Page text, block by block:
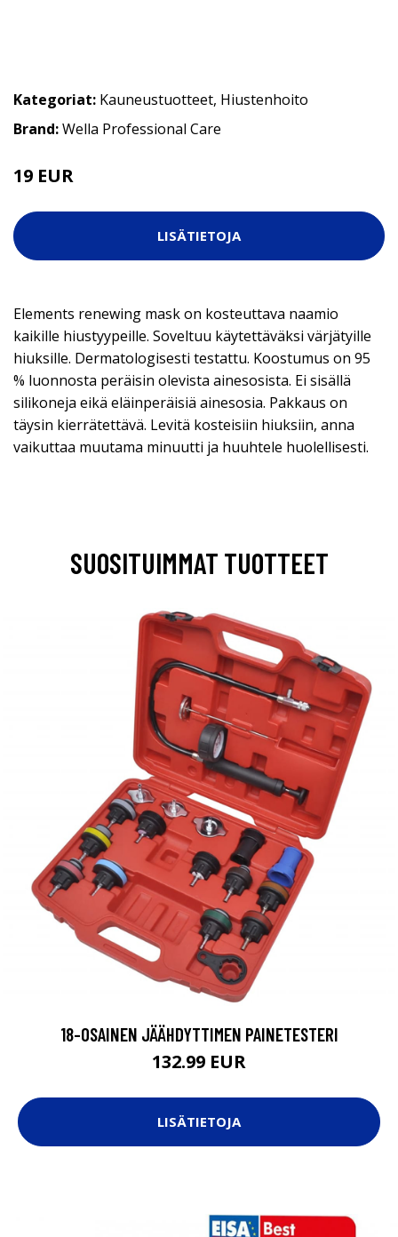
Kategoriat: Kauneustuotteet, Hiustenhoito
Brand:Wella Professional Care
19 EUR
LISÄTIETOJA
Elements renewing mask on kosteuttava naamio
kaikille hiustyypeille. Soveltuu käytettäväksi värjätyille
hiuksille. Dermatologisesti testattu. Koostumus on 95
% luonnosta peräisin olevista ainesosista. Ei sisällä
silikoneja eikä eläinperäisiä ainesosia. Pakkaus on
täysin kierrätettävä. Levitä kosteisiin hiuksiin, anna
vaikuttaa muutama minuutti ja huuhtele huolellisesti.
SUOSITUIMMAT TUOTTEET
18-OSAINEN JÄÄHDYTTIMEN PAINETESTERI
132.99 EUR
LISÄTIETOJA